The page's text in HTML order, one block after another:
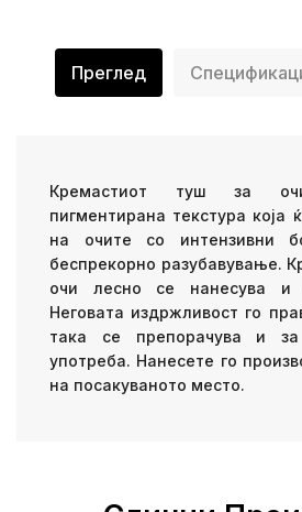
Преглед
Кремастиот туш за
пигментирана текстура која
на очите со интензивни
беспрекорно разубавување.
очи лесно се нанесува и
Неговата издржливост го
така се препорачува и за
употреба. Нанесете го
на посакуваното место.